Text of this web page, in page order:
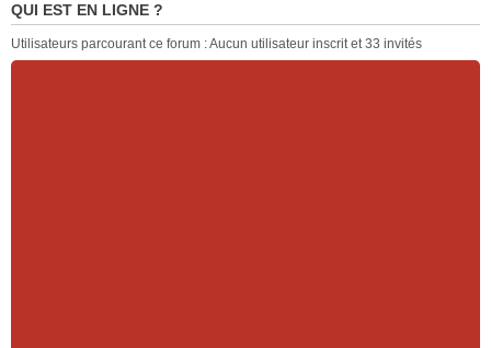
QUI EST EN LIGNE ?
Utilisateurs parcourant ce forum : Aucun utilisateur inscrit et 33 invités